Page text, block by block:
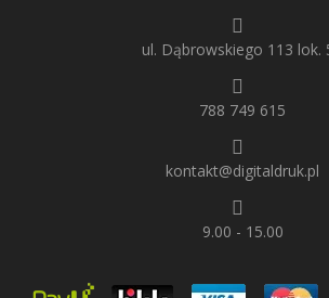
ul. Dąbrowskiego 113 lok.
788 749 615
kontakt@digitaldruk.pl
9.00 - 15.00